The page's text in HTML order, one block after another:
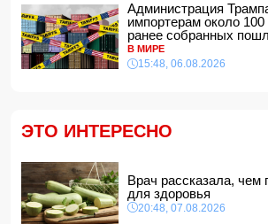
14:14, 07.08.2026
Сына Абеля Магеррамова отозвали от
14:10, 07.08.2026
14:04, 07.08.2026
дипломатами
14:00, 07.08.2026
Прогноз погоды в Азербайджане на 8
12:48, 07.08.2026
Администрация
импортерам около
ранее собранных
В МИРЕ
15:48, 06.08.2026
ЭТО ИНТЕРЕСНО
Врач рассказала, чем
для здоровья
20:48, 07.08.2026